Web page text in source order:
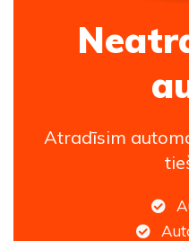
Atradīsim